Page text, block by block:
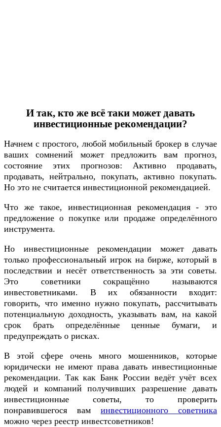
И так, кто же всё таки может давать
инвестиционные рекомендации?
Начнем с простого, любой мобильный брокер в случае
ваших сомнений может предложить вам прогноз,
состояние этих прогнозов: Активно продавать,
продавать, нейтрально, покупать, активно покупать.
Но это не считается инвестиционной рекомендацией.
Что же такое, инвестиционная рекомендация - это
предложение о покупке или продаже определённого
инструмента.
Но инвестиционные рекомендации может давать
только профессиональный игрок на бирже, который в
последствии и несёт ответственность за эти советы.
Это советники сокращённо называются
инвестоветниками. В их обязанности входит:
говорить, что именно нужно покупать, рассчитывать
потенциальную доходность, указывать вам, на какой
срок брать определённые ценные бумаги, и
предупреждать о рисках.
В этой сфере очень много мошенников, которые
юридически не имеют права давать инвестиционные
рекомендации. Так как Банк России ведёт учёт всех
людей и компаний получивших разрешение давать
инвестиционные советы, то проверить
понравившегося вам инвестиционного советника
можно через реестр инвестсоветников!